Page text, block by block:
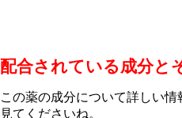
配合されている成分と
この薬の成分について詳しい
見てくださいね。